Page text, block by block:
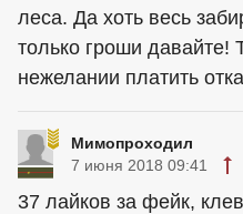
леса. Да хоть весь
только гроши
нежелании платить
Мимопроходил
7 июня 2018 09:41
37 лайков за фейк,